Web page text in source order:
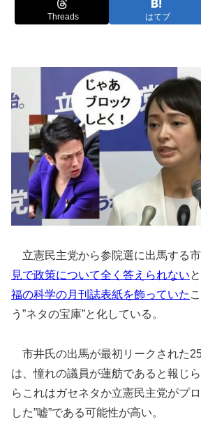
Threads はてブ
立憲民主党から参院選に出馬する市
見で政策について全く答えられない
福の科学の月刊誌表紙を飾っていた
う”ネタの宝庫”と化している。
市井氏の出馬が最初リークされた
は、憧れの議員が蓮舫であると報じ
らこれはガセネタか立憲民主党がプ
した”嘘”である可能性が高い。